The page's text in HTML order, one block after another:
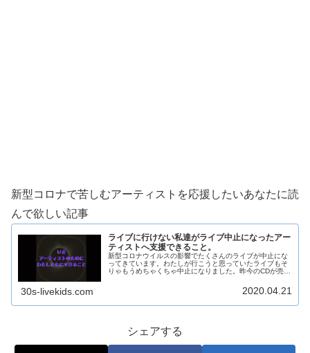
新型コロナで苦しむアーティストを応援したいあなたに読
んで欲しい記事
ライブに行けない私達がライブ中止になったアー
ティストへ支援できること。
新型コロナウイルスの影響でたくさんのライブが中止にな
ってきています。わたしが行こうと思っていたライブもそ
りゃもうめちゃくちゃ中止になりました。昨今のCDが売れ
30s-livekids.com 2020.04.21
シェアする